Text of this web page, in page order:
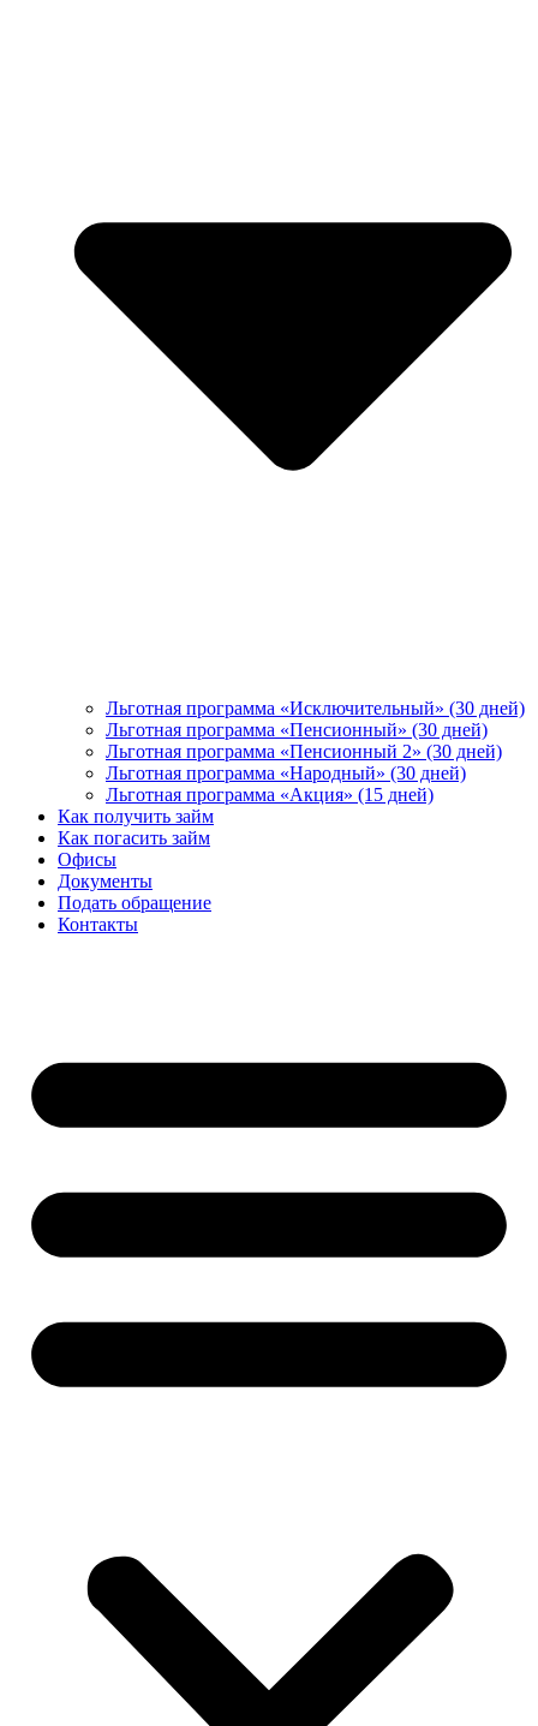
Льготная программа «Исключительный» (30 дней)
Льготная программа «Пенсионный» (30 дней)
Льготная программа «Пенсионный 2» (30 дней)
Льготная программа «Народный» (30 дней)
Льготная программа «Акция» (15 дней)
Как получить займ
Как погасить займ
Офисы
Документы
Подать обращение
Контакты